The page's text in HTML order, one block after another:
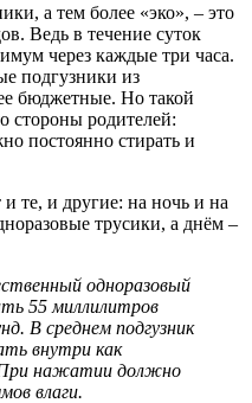
а тем более «эко», – это
Ведь в течение суток
через каждые три часа.
подгузники из
бюджетные. Но такой
стороны родителей:
постоянно стирать и
те, и другие: на ночь и на
трусики, а днём –
одноразовый
55 миллилитров
В среднем подгузник
внутри как
нажатии должно
влаги.